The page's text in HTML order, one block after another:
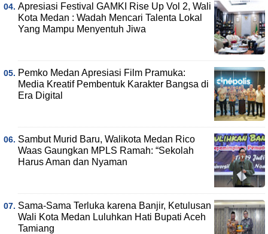
Apresiasi Festival GAMKI Rise Up Vol 2, Wali
Kota Medan : Wadah Mencari Talenta Lokal
Yang Mampu Menyentuh Jiwa
Pemko Medan Apresiasi Film Pramuka:
Media Kreatif Pembentuk Karakter Bangsa di
Era Digital
Sambut Murid Baru, Walikota Medan Rico
Waas Gaungkan MPLS Ramah: “Sekolah
Harus Aman dan Nyaman
Sama-Sama Terluka karena Banjir, Ketulusan
Wali Kota Medan Luluhkan Hati Bupati Aceh
Tamiang